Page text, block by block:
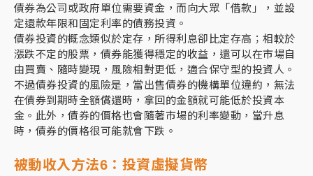
債券為公司或政府單位需要資金，而向大眾「借款」，並設
定還款年限和固定利率的債務投資。
債券投資的概念類似於定存，所得利息卻比定存高；相較於
漲跌不定的股票，債券能獲得穩定的收益，還可以在市場自
由買賣、隨時變現，風險相對更低，適合保守型的投資人。
不過債券投資的風險是，當出售債券的機構單位違約，無法
在債券到期時全額償還時，拿回的金額就可能低於投資本
金。此外，債券的價格也會隨著市場的利率變動，當升息
時，債券的價格很可能就會下跌。
被動收入方法6： 投資虛擬貨幣